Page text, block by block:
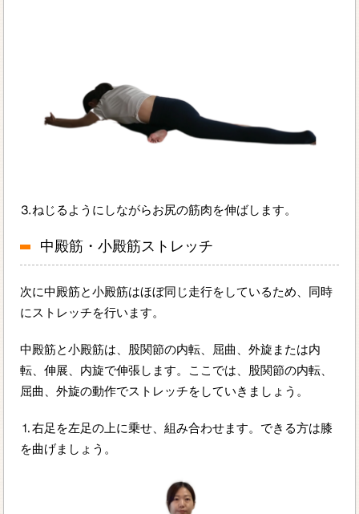
⒊ねじるようにしながらお尻の筋肉を伸ばします。
中殿筋・小殿筋ストレッチ
次に中殿筋と小殿筋はほぼ同じ走行をしているため、同時
にストレッチを行います。
中殿筋と小殿筋は、股関節の内転、屈曲、外旋または内
転、伸展、内旋で伸張します。ここでは、股関節の内転、
屈曲、外旋の動作でストレッチをしていきましょう。
⒈右足を左足の上に乗せ、組み合わせます。できる方は膝
を曲げましょう。